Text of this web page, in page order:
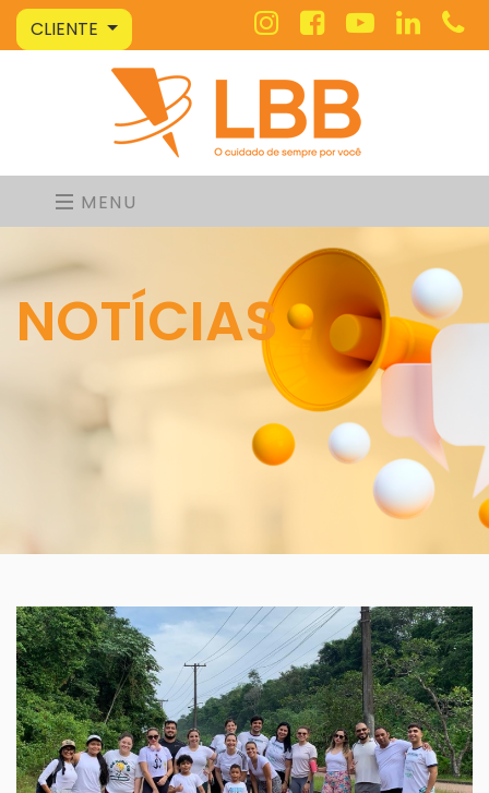
CLIENTE
MENU
NOTÍCIAS